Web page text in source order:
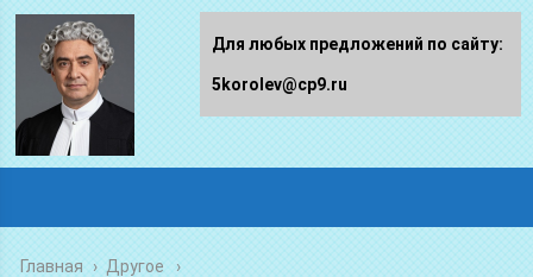
Главная › Другое
Для любых предложений по сайту:
5korolev@cp9.ru